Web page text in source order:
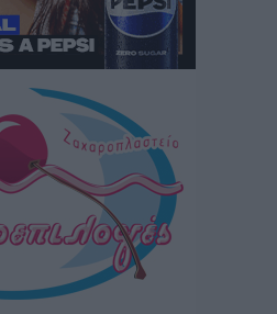
ενισχύεται, νέο απόκτημα ο
ευχαριστιών στο γήπεδο,
Νίκου Λαζίδη